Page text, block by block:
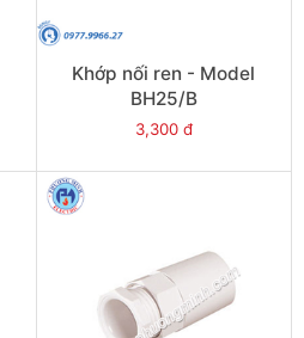
Khớp nối ren - Model
BH25/B
3,300 đ